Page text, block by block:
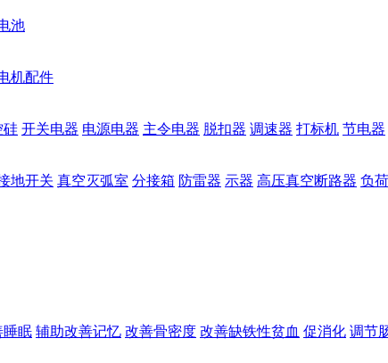
池
机配件
硅 开关电器 电源电器 主令电器 脱扣器 调速器 打标机 节电器
地开关 真空灭弧室 分接箱 防雷器 示器 高压真空断路器 负
睡眠 辅助改善记忆 改善骨密度 改善缺铁性贫血 促消化 调节